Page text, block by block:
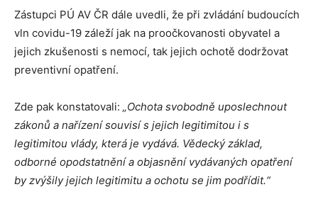
Zástupci PÚ AV ČR dále uvedli, že při zvládání budoucích
vln covidu-19 záleží jak na proočkovanosti obyvatel a
jejich zkušenosti s nemocí, tak jejich ochotě dodržovat
preventivní opatření.
Zde pak konstatovali: „Ochota svobodně uposlechnout
zákonů a nařízení souvisí s jejich legitimitou i s
legitimitou vlády, která je vydává. Vědecký základ,
odborné opodstatnění a objasnění vydávaných opatření
by zvýšily jejich legitimitu a ochotu se jim podřídit.“